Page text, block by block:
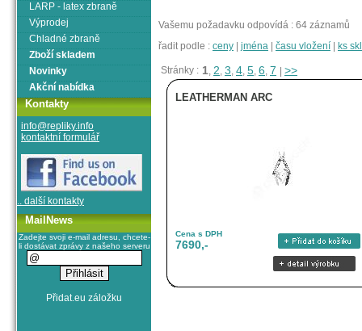
Vašemu požadavku odpovídá : 64 záznamů
řadit podle : ceny jména času vložení ks
Stránky : 1, 2, 3, 4, 5, 6, 7 >>
LEATHERMAN ARC
Cena s DPH
7690,-
LARP - latex zbraně
Výprodej
Chladné zbraně
Zboží skladem
Novinky
Akční nabídka
Kontakty
info@repliky.info
kontaktní formulář
.. další kontakty
MailNews
Zadejte svoji e-mail adresu, chcete-
li dostávat zprávy z našeho serveru